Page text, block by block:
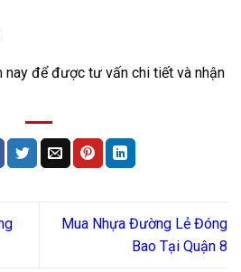
nay để được tư vấn chi tiết và nhận
Mua Nhựa Đường Lẻ Đóng
Bao Tại Quận 8